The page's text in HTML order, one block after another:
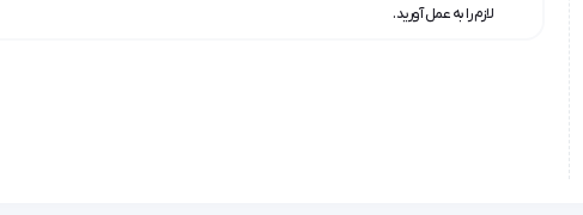
لازم را به عمل آورید.